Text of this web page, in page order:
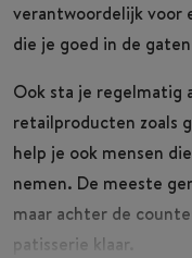
verantwoordelijk voor
die je goed in de
Ook sta je regelmatig
retailproducten zoals
help je ook mensen
nemen. De meeste
maar achter de
patisserie klaar.